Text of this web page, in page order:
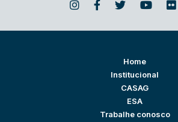
Home
Institucional
CASAG
ESA
Trabalhe conosco